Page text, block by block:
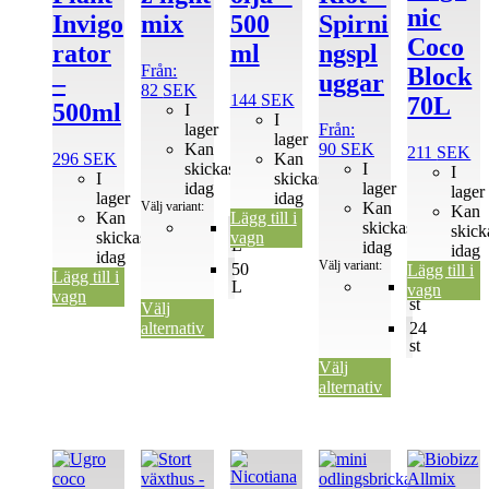
Invigo
rator
–
500ml
296 SEK
I
lager
Kan
skickas
idag
Lägg till i
vagn
mix
Från:
82 SEK
20
L
50
L
I
lager
Kan
skickas
idag
Välj variant:
Välj
alternativ
produktsidan 500
ml
144 SEK
I
lager
Kan
skickas
idag
Lägg till i
vagn
Spirni
ngspl
uggar
Från:
90 SEK
50
st
24
st
I
lager
Kan
skickas
idag
Välj variant:
Välj
alternativ
produktsidan nic
Coco
Block
70L
211 SEK
I
lager
Kan
idag
Lägg till i
vagn
Den
här
Den
här
Den
här